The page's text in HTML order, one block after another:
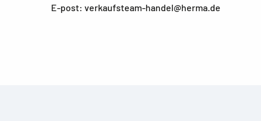
E-post: verkaufsteam-handel@herma.de